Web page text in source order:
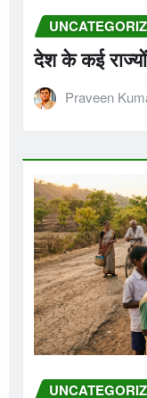
देश के कई
Praveen